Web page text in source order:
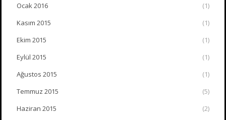
Ocak 2016
(1)
Kasım 2015
(1)
Ekim 2015
(1)
Eylül 2015
(1)
Ağustos 2015
(1)
Temmuz 2015
(5)
Haziran 2015
(2)